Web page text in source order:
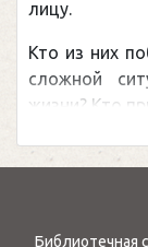
лицу.
Кто из них
сложной
жизни? Кто
Библиотечная